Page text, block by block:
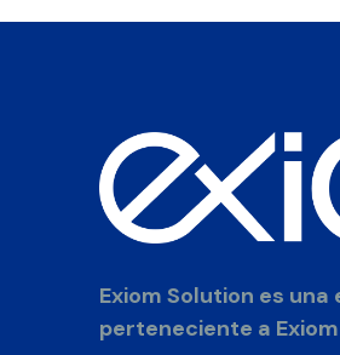
Exiom Solution es una
perteneciente a